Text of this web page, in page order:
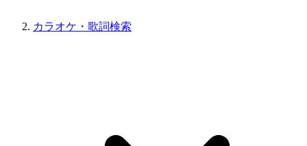
カラオケ・歌詞検索